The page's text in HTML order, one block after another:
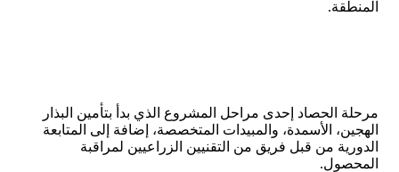
المنطقة.
مرحلة الحصاد إحدى مراحل المشروع الذي بدأ بتأمين البذار
الهجين، الأسمدة، والمبيدات المتخصصة، إضافة إلى المتابعة
الدورية من قبل فريق من التقنيين الزراعيين لمراقبة
المحصول.